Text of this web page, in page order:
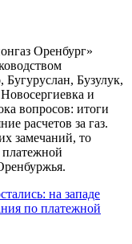
Оренбург»
Бузулук,
и
вопросов: итоги
расчетов за газ.
замечаний, то
на западе
по платежной